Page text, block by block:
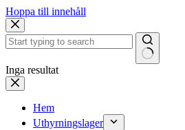
Hoppa till innehåll
Inga resultat
Hem
Uthyrningslager